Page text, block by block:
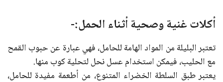
أكلات غنية وصحية أثناء الحمل:-
تعتبر البليلة من المواد الهامة للحامل، فهي عبارة عن حبوب القمح
مع الحليب، فيمكن استخدام عسل نحل لتحلية كوب منها.
يعتبر طبق السلطة الخضراء المتنوع، من أطعمة مفيدة للحامل،